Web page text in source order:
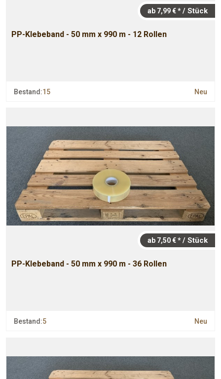
ab 7,99 € */ Stück
PP-Klebeband - 50 mm x 990 m - 12 Rollen
Bestand:15 Neu
ab 7,50 € */ Stück
PP-Klebeband - 50 mm x 990 m - 36 Rollen
Bestand:5 Neu